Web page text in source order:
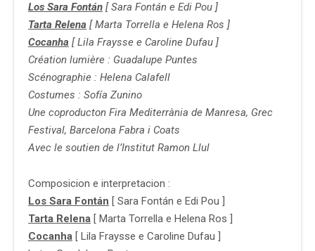
Los Sara Fontán [ Sara Fontán e Edi Pou ]
Tarta Relena [ Marta Torrella e Helena Ros ]
Cocanha [ Lila Fraysse e Caroline Dufau ]
Création lumière : Guadalupe Puntes
Scénographie : Helena Calafell
Costumes : Sofía Zunino
Une coproducton Fira Mediterrània de Manresa, Grec
Festival, Barcelona Fabra i Coats
Avec le soutien de l’Institut Ramon Llul
Composicion e interpretacion :
Los Sara Fontán [ Sara Fontán e Edi Pou ]
Tarta Relena [ Marta Torrella e Helena Ros ]
Cocanha [ Lila Fraysse e Caroline Dufau ]